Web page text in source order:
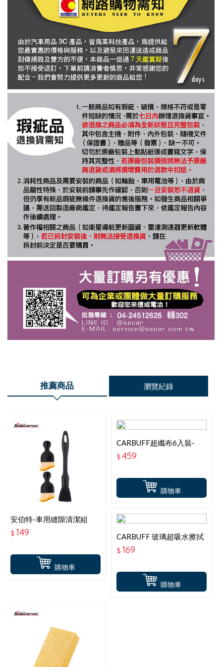
推薦商品 瀏覽紀錄
購物車
安伯特-車用縫隙清潔組
ABT-D027
$149
購物車
CARBUFF超纖布6入裝-
MH-8363-40x35CM
$459
購物車
CARBUFF 玻璃超吸水擦拭
布40x40CM
$169